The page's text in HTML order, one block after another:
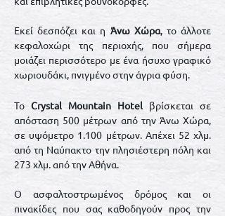
Εκεί δεσπόζει και η Άνω Χώρα, το άλλοτε
κεφαλοχώρι της περιοχής​, που σήμερα
μοιάζει περισσότερο με ένα ήσυχο γραφικό
χωριουδάκι, πνιγμένο στην άγρια φύση.
Το Crystal Mountain Hotel βρίσκεται σε
απόσταση 500 μέτρων από την Άνω Χώρα,
σε υψόμετρο 1.100 μέτρων. Απέχει 52 χλμ.
από τη Ναύπακτο την πλησιέστερη πόλη και
273 χλμ. από την Αθήνα.
Ο ασφαλτοστρωμένος δρόμος και οι
πινακίδες που σας καθοδηγούν προς την